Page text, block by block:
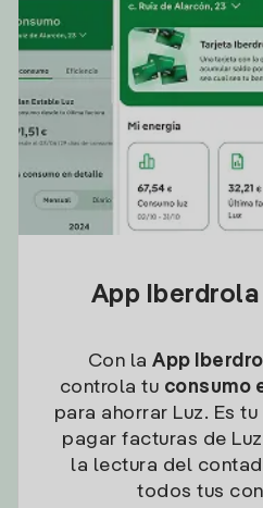
App
Con la App
controla tu consumo
para ahorrar Luz. Es
pagar facturas de
la lectura del
todos tus